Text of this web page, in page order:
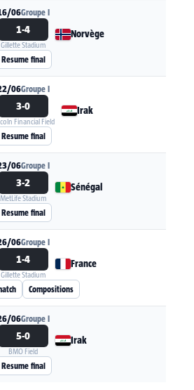
Voir la fiche du match Irak - Norvège
06Groupe I
1-4
Gillette Stadium
Norvège
Resume final
Voir la fiche du match France - Irak
06Groupe I
3-0
Financial Field
Irak
Resume final
Voir la fiche du match Norvège - Sénégal
06Groupe I
3-2
MetLife Stadium
Sénégal
Resume final
Voir la fiche du match Norvège - France
06Groupe I
1-4
Gillette Stadium
France
Compositions
Voir la fiche du match Sénégal - Irak
06Groupe I
5-0
BMO Field
Irak
Resume final